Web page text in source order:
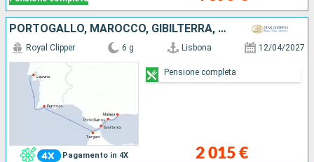
PORTOGALLO, MAROCCO, GIBILTERRA, SPAGNA
Pagamento in 4X
Royal Clipper 6 g Lisbona 12/04/2027
2 015 €
Pensione completa